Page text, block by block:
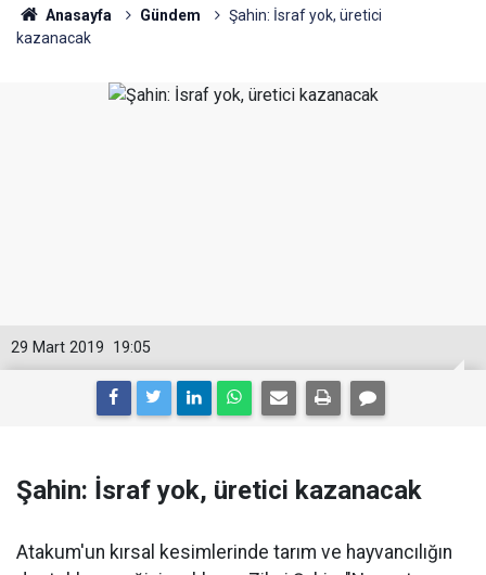
Anasayfa Gündem
Şahin: İsraf yok, üretici
kazanacak
19:05
29 Mart 2019
Şahin: İsraf yok, üretici kazanacak
Atakum'un kırsal kesimlerinde tarım ve hayvancılığın